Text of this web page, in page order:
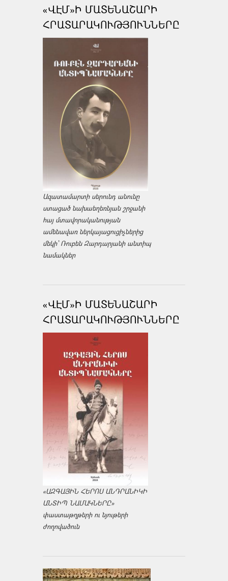
«ՎԷՄ»Ի ՄԱՏԵՆԱՇԱՐԻ
ՀՐԱՏԱՐԱԿՈՒԹՅՈՒՆՆԵՐԸ
Ազատամարտի սերունդ անունը
ստացած նախաեղեռնյան շրջանի
հայ մտավորականության
ամենավառ ներկայացուցիչներից
մեկի՝ Ռուբեն Զարդարյանի անտիպ
նամակներ
«ՎԷՄ»Ի ՄԱՏԵՆԱՇԱՐԻ
ՀՐԱՏԱՐԱԿՈՒԹՅՈՒՆՆԵՐԸ
«ԱԶԳԱՅԻՆ ՀԵՐՈՍ ԱՆԴՐԱՆԻԿԻ
ԱՆՏԻՊ ՆԱՄԱԿՆԵՐԸ»
փաստաթղթերի ու նյութերի
ժողովածուն